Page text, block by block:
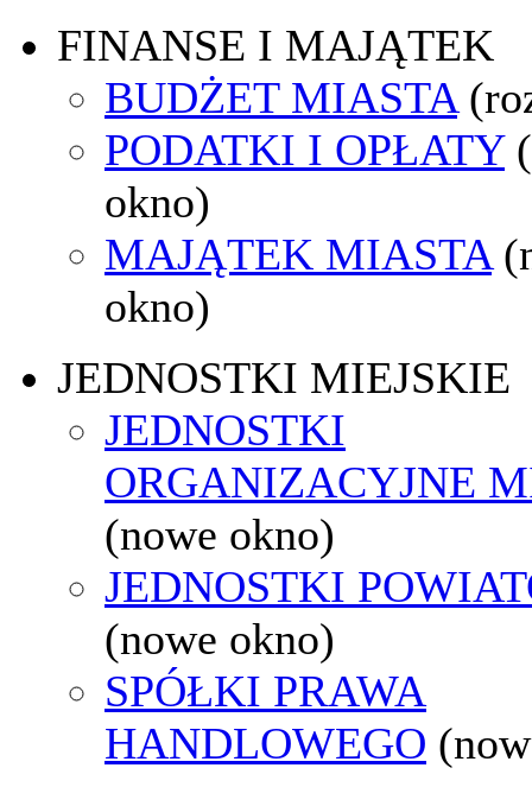
FINANSE I MAJĄTEK
BUDŻET MIASTA
PODATKI I OPŁATY
okno)
MAJĄTEK MIASTA
okno)
JEDNOSTKI MIEJSKIE
JEDNOSTKI
ORGANIZACYJNE
(nowe okno)
JEDNOSTKI
(nowe okno)
SPÓŁKI PRAWA
HANDLOWEGO